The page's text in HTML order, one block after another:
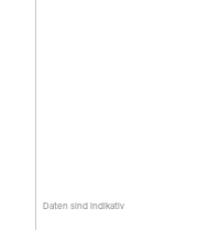
Daten sind indikativ